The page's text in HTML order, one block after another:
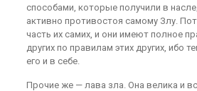
способами, которые получили в
активно противостоя самому Злу.
часть их самих, и они имеют полное
других по правилам этих других, ибо
его и в себе.
Прочие же — лава зла. Она велика и